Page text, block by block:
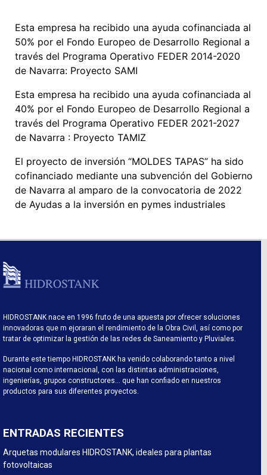
Esta empresa ha recibido una ayuda cofinanciada al
50% por el Fondo Europeo de Desarrollo Regional a
través del Programa Operativo FEDER 2014-2020
de Navarra: Proyecto SAMI
Esta empresa ha recibido una ayuda cofinanciada al
40% por el Fondo Europeo de Desarrollo Regional a
través del Programa Operativo FEDER 2021-2027
de Navarra : Proyecto TAMIZ
El proyecto de inversión “MOLDES TAPAS” ha sido
cofinanciado mediante una subvención del Gobierno
de Navarra al amparo de la convocatoria de 2022
de Ayudas a la inversión en pymes industriales
HIDROSTANK nace en 1996 fruto de una apuesta por ofrecer soluciones
innovadoras que m ejoraran el rendimiento de la Obra Civil, así como por
tratar de optimizar la gestión de las redes de Saneamiento y Pluviales.
Durante este tiempo HIDROSTANK ha venido colaborando tanto a nivel
nacional como internacional, con las distintas administraciones,
ingenierías, grupos constructores… que han confiado en nuestros
productos para sus diferentes proyectos.
ENTRADAS RECIENTES
Arquetas modulares HIDROSTANK, ideales para plantas
fotovoltaicas